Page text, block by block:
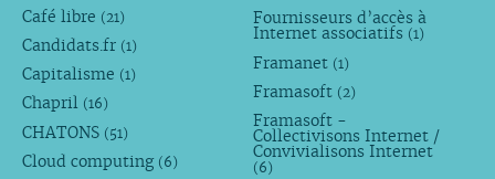
Café libre (21)
Candidats.fr (1)
Capitalisme (1)
Chapril (16)
CHATONS (51)
Cloud computing (6)
Fournisseurs d’accès à
Internet associatifs (1)
Framanet (1)
Framasoft (2)
Framasoft -
Collectivisons Internet /
Convivialisons Internet
(6)